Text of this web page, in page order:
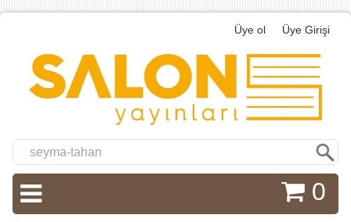
Üye ol Üye Girişi
0